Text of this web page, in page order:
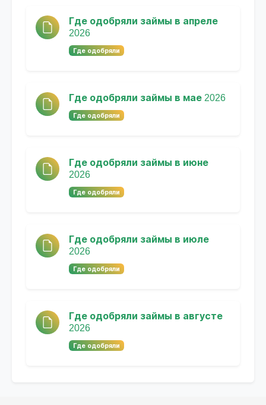
Где одобряли займы в апреле
2026
Где одобряли
Где одобряли займы в мае 2026
Где одобряли
Где одобряли займы в июне
2026
Где одобряли
Где одобряли займы в июле
2026
Где одобряли
Где одобряли займы в августе
2026
Где одобряли